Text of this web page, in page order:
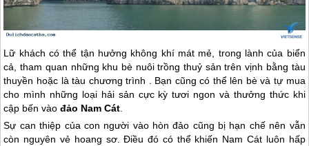
Lữ khách có thể tận hưởng không khí mát mẻ, trong lành của biển
cả, tham quan những khu bè nuôi trồng thuỷ sản trên vịnh bằng tàu
thuyền hoặc là tàu chương trình . Bạn cũng có thể lên bè và tự mua
cho mình những loại hải sản cực kỳ tươi ngon và thưởng thức khi
cập bến vàođảo Nam Cát
Sự can thiệp của con người vào hòn đảo cũng bị hạn chế nên vẫn
còn nguyên vẻ hoang sơ. Điều đó có thể khiến Nam Cát luôn hấp